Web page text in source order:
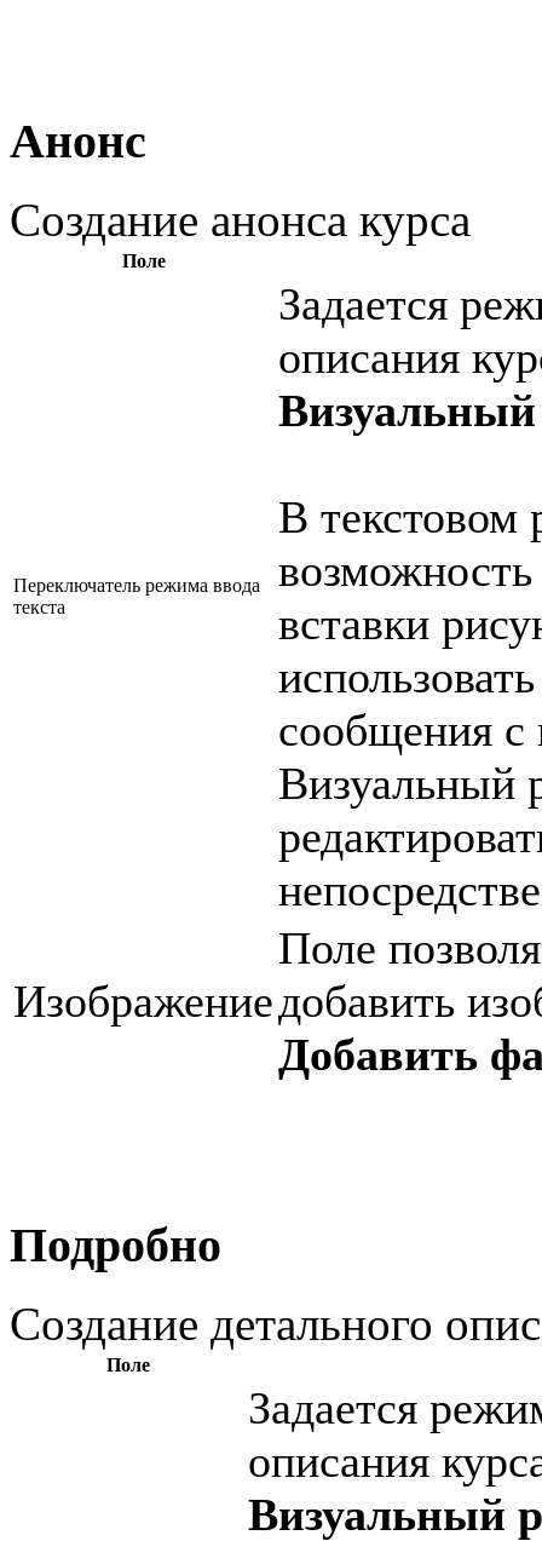
Анонс
Создание анонса курса
Поле
Переключатель режима ввода
текста
Задается
описания
Визуальный
В текстовом
вставки
сообщения
Визуальный
Изображение
Поле
добавить
Добавить
Подробно
Создание детального
Поле
Задается
описания
Визуальный